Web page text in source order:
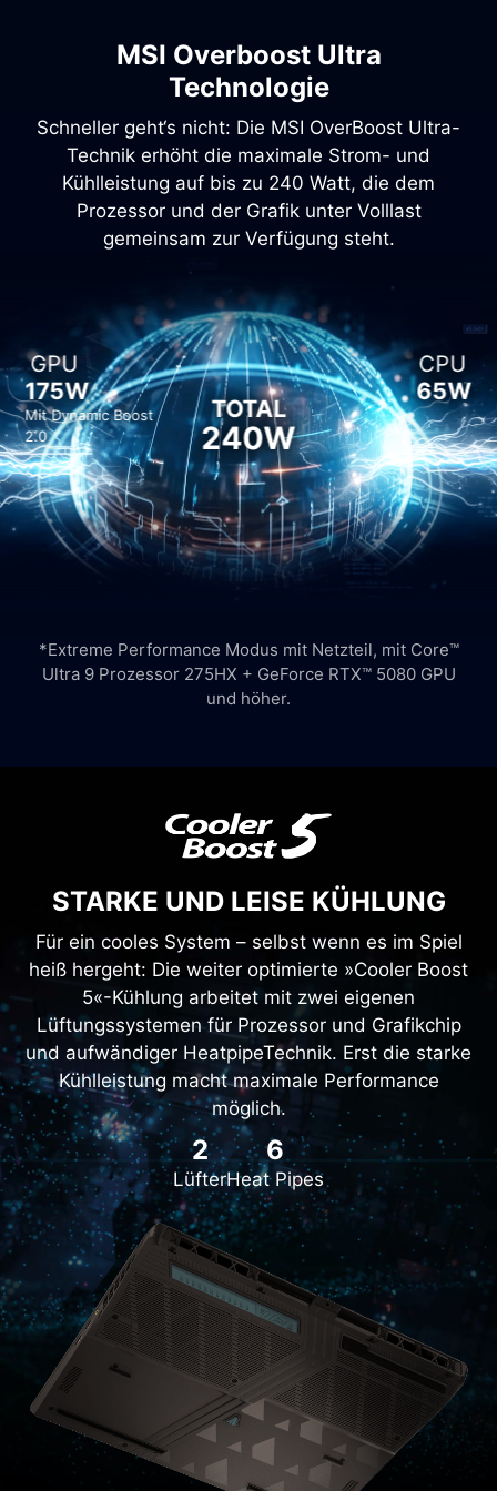
MSI Overboost Ultra
Technologie
Schneller geht‘s nicht: Die MSI OverBoost Ultra-
Technik erhöht die maximale Strom- und
Kühlleistung auf bis zu 240 Watt, die dem
Prozessor und der Grafik unter Volllast
gemeinsam zur Verfügung steht.
GPU
175W
Mit Dynamic Boost
2.0
TOTAL
240W
CPU
65W
*Extreme Performance Modus mit Netzteil, mit Core™
Ultra 9 Prozessor 275HX + GeForce RTX™ 5080 GPU
und höher.
STARKE UND LEISE KÜHLUNG
Für ein cooles System – selbst wenn es im Spiel
heiß hergeht: Die weiter optimierte »Cooler Boost
5«-Kühlung arbeitet mit zwei eigenen
Lüftungssystemen für Prozessor und Grafikchip
und aufwändiger HeatpipeTechnik. Erst die starke
Kühlleistung macht maximale Performance
möglich.
2
Lüfter
6
Heat Pipes